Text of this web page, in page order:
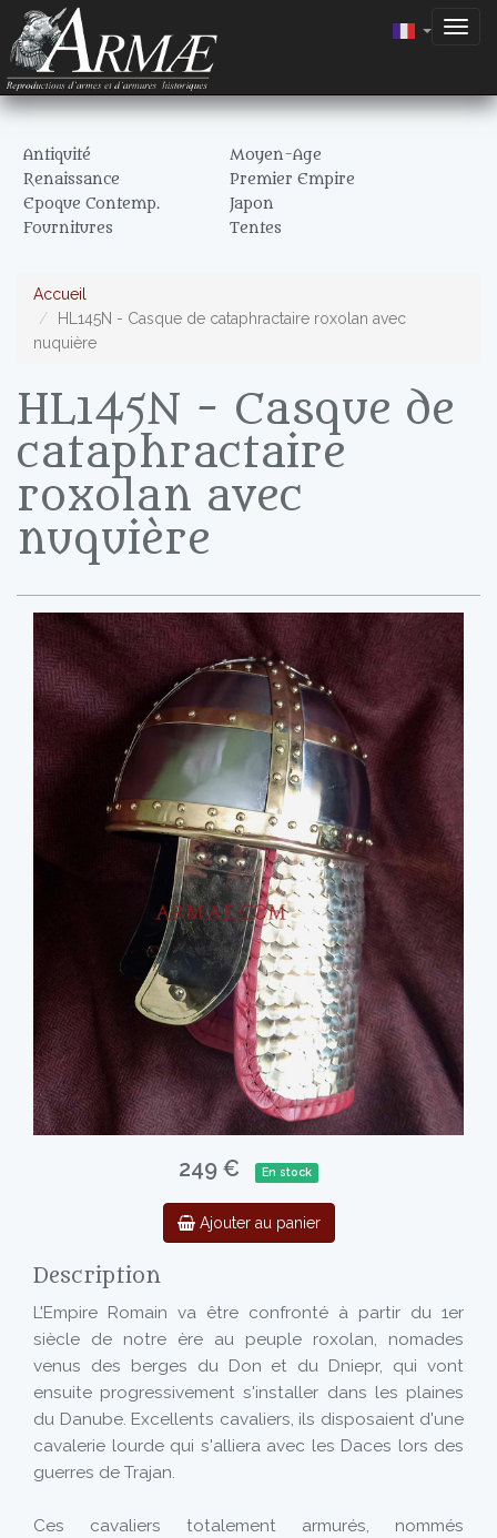
Antiquité
Moyen-Age
Renaissance
Premier Empire
Epoque Contemp.
Japon
Fournitures
Tentes
Accueil
HL145N - Casque de cataphractaire roxolan avec
nuquière
HL145N - Casque de
cataphractaire
roxolan avec
nuquière
249 € En stock
Ajouter au panier
Description
L'Empire Romain va être confronté à partir du 1er
siècle de notre ère au peuple roxolan, nomades
venus des berges du Don et du Dniepr, qui vont
ensuite progressivement s'installer dans les plaines
du Danube. Excellents cavaliers, ils disposaient d'une
cavalerie lourde qui s'alliera avec les Daces lors des
guerres de Trajan.
Ces cavaliers totalement armurés, nommés